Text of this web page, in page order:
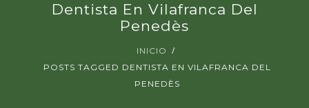
Dentista En Vilafranca Del
Penedès
INICIO
POSTS TAGGED DENTISTA EN VILAFRANCA DEL
PENEDÈS